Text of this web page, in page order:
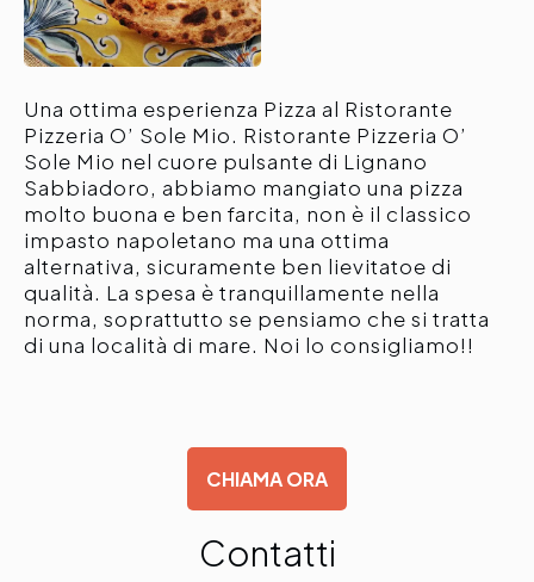
Una ottima esperienza Pizza al Ristorante
Pizzeria O’ Sole Mio. Ristorante Pizzeria O’
Sole Mio nel cuore pulsante di Lignano
Sabbiadoro, abbiamo mangiato una pizza
molto buona e ben farcita, non è il classico
impasto napoletano ma una ottima
alternativa, sicuramente ben lievitatoe di
qualità. La spesa è tranquillamente nella
norma, soprattutto se pensiamo che si tratta
di una località di mare. Noi lo consigliamo!!
CHIAMA ORA
Contatti